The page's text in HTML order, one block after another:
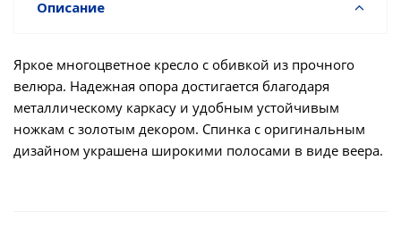
Описание
Яркое многоцветное кресло с обивкой из прочного
велюра. Надежная опора достигается благодаря
металлическому каркасу и удобным устойчивым
ножкам с золотым декором. Спинка с оригинальным
дизайном украшена широкими полосами в виде веера.